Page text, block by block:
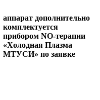
аппарат дополнительно
комплектуется
прибором NO-терапии
«Холодная Плазма
МТУСИ» по заявке